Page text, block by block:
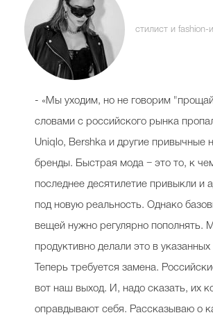
Выбор визажистов
Выбор косметолога
Полиция красоты
Интервью со звездой
Beauty- битвы
Тесты
стилист и
- «Мы уходим, но не говорим
словами с российского рынка
Uniqlo, Bershka и другие привычные
бренды. Быстрая мода − это то, к
последнее десятилетие привыкли и
под новую реальность. Однако
вещей нужно регулярно пополнять.
продуктивно делали это в указанных
Теперь требуется замена.
вот наш выход. И, надо сказать, их
оправдывают себя. Рассказываю о